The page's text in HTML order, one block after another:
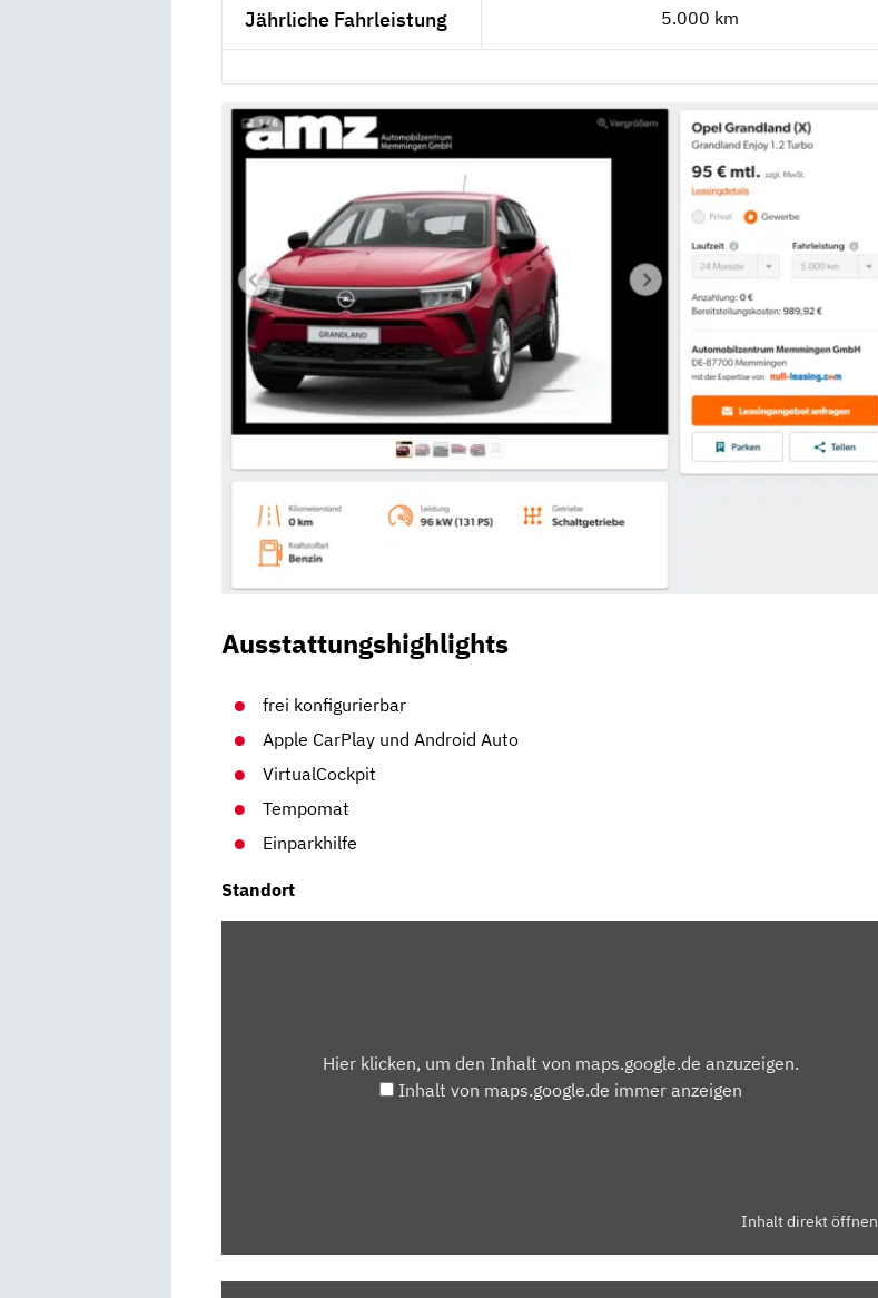
Jährliche Fahrleistung 5.000 km
Ausstattungshighlights
frei konfigurierbar
Apple CarPlay und Android Auto
VirtualCockpit
Tempomat
Einparkhilfe
Standort
Hier klicken, um den Inhalt von maps.google.de anzuzeigen.
Inhalt von maps.google.de immer anzeigen
Inhalt direkt öffnen